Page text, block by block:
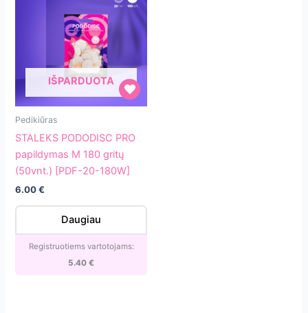
STALEKS
papildymas
M
180
[PDF-
IŠPARDUOTA
Pedikiūras
STALEKS PODODISC PRO
papildymas M 180 gritų
(50vnt.) [PDF-20-180W]
6.00€
Daugiau
Registruotiems vartotojams:
5.40€